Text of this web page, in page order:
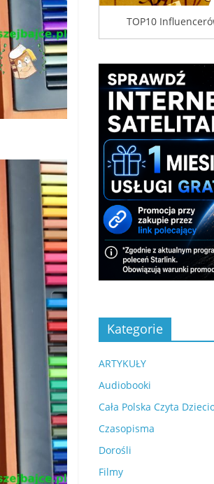
TOP10
Kategorie
ARTYKUŁY
Audiobooki
Cała Polska Czyta
Czasopisma
Dorośli
Filmy